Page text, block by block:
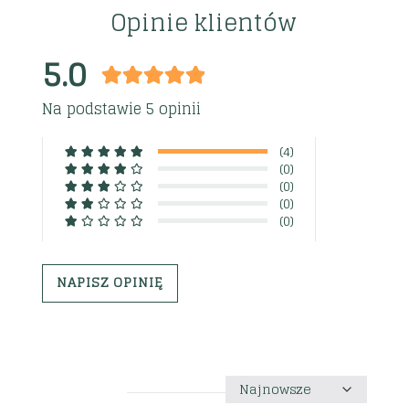
Opinie klientów
5.0
Na podstawie 5 opinii
(4)
(0)
(0)
(0)
(0)
NAPISZ OPINIĘ
Sortuj